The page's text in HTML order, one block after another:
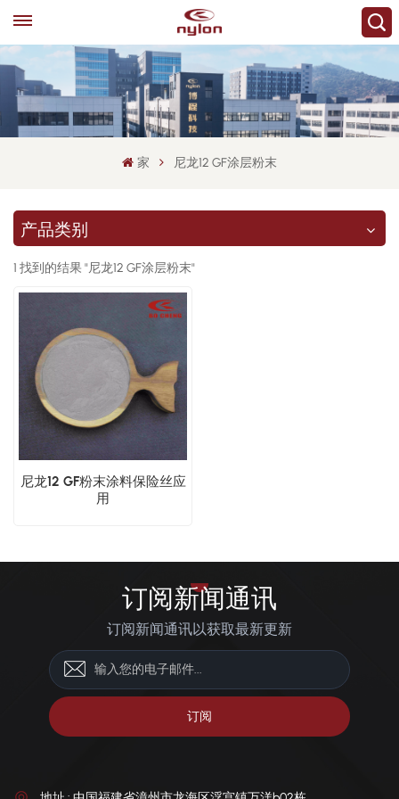
家 尼龙12 GF涂层粉末
产品类别
1 找到的结果 "尼龙12 GF涂层粉末"
尼龙12 GF粉末涂料保险丝应
用
订阅新闻通讯
订阅新闻通讯以获取最新更新